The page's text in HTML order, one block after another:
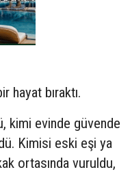
hayat bıraktı.
kimi evinde güvende
Kimisi eski eşi ya
ortasında vuruldu,